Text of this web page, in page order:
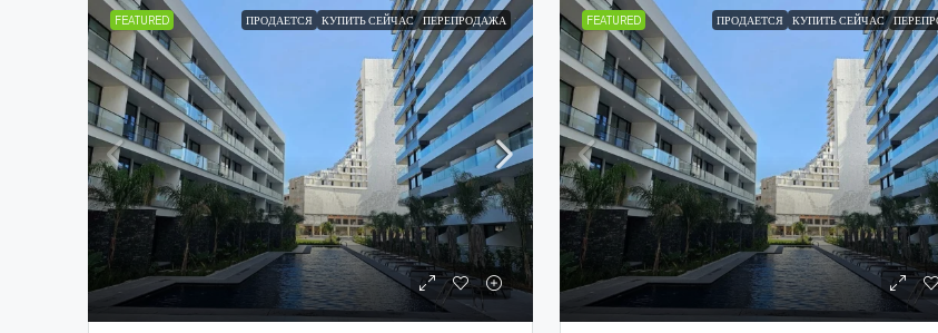
FEATURED ПРОДАЕТСЯ КУПИТЬ СЕЙЧАС ПЕРЕПРОДАЖА FEATURED ПРОДАЕТСЯ КУПИТЬ СЕЙЧАС